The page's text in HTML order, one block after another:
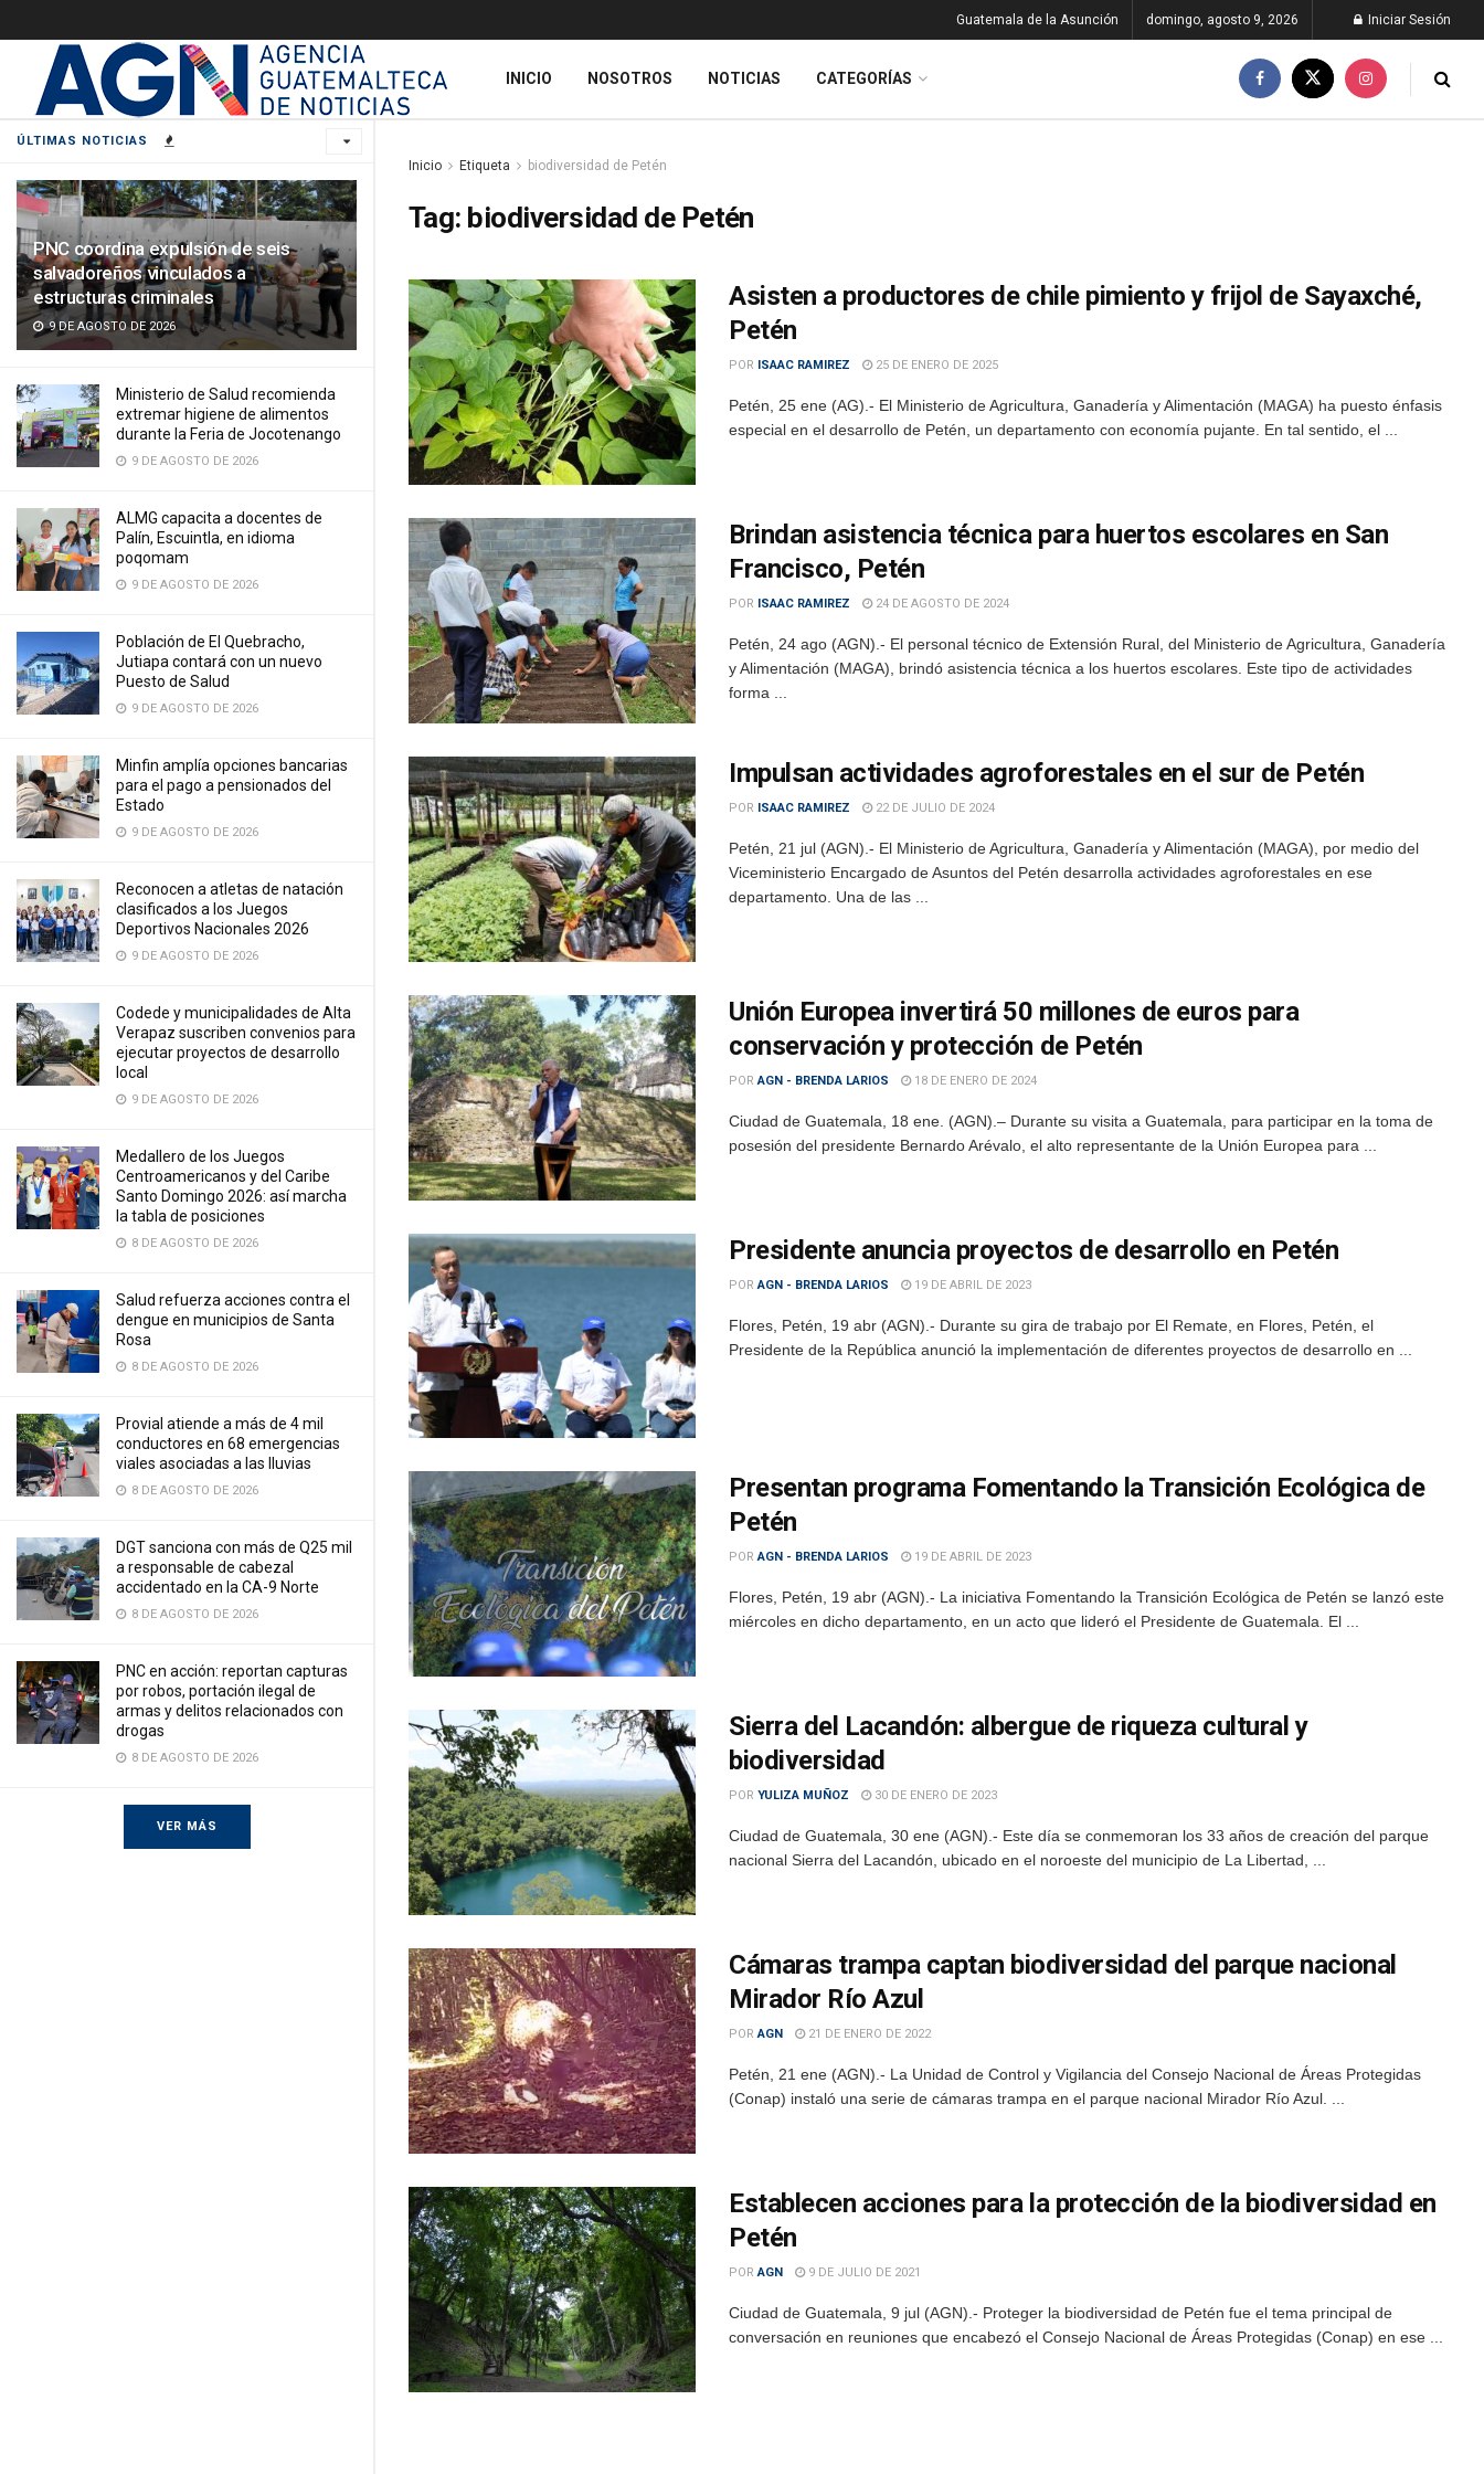
ÚLTIMAS NOTICIAS
PNC coordina expulsión de seis
salvadoreños vinculados a
estructuras criminales
9 DE AGOSTO DE 2026
Ministerio de Salud recomienda
extremar higiene de alimentos
durante la Feria de Jocotenango
9 DE AGOSTO DE 2026
ALMG capacita a docentes de
Palín, Escuintla, en idioma
poqomam
9 DE AGOSTO DE 2026
Población de El Quebracho,
Jutiapa contará con un nuevo
Puesto de Salud
9 DE AGOSTO DE 2026
Minfin amplía opciones bancarias
para el pago a pensionados del
Estado
9 DE AGOSTO DE 2026
Reconocen a atletas de natación
clasificados a los Juegos
Deportivos Nacionales 2026
9 DE AGOSTO DE 2026
Codede y municipalidades de Alta
Verapaz suscriben convenios para
ejecutar proyectos de desarrollo
local
9 DE AGOSTO DE 2026
Medallero de los Juegos
Centroamericanos y del Caribe
Santo Domingo 2026: así marcha
la tabla de posiciones
8 DE AGOSTO DE 2026
Salud refuerza acciones contra el
dengue en municipios de Santa
Rosa
8 DE AGOSTO DE 2026
Provial atiende a más de 4 mil
conductores en 68 emergencias
viales asociadas a las lluvias
8 DE AGOSTO DE 2026
DGT sanciona con más de Q25 mil
a responsable de cabezal
accidentado en la CA-9 Norte
8 DE AGOSTO DE 2026
PNC en acción: reportan capturas
por robos, portación ilegal de
armas y delitos relacionados con
drogas
8 DE AGOSTO DE 2026
VER MÁS
Guatemala de la Asunción domingo, agosto 9, 2026 Iniciar Sesión
INICIO NOSOTROS NOTICIAS CATEGORÍAS
Inicio Etiqueta biodiversidad de Petén
Tag: biodiversidad de Petén
Asisten a productores de chile pimiento y frijol de Sayaxché,
Petén
POR ISAAC RAMIREZ 25 DE ENERO DE 2025
Petén, 25 ene (AG).- El Ministerio de Agricultura, Ganadería y Alimentación (MAGA) ha puesto énfasis
especial en el desarrollo de Petén, un departamento con economía pujante. En tal sentido, el ...
Brindan asistencia técnica para huertos escolares en San
Francisco, Petén
POR ISAAC RAMIREZ 24 DE AGOSTO DE 2024
Petén, 24 ago (AGN).- El personal técnico de Extensión Rural, del Ministerio de Agricultura, Ganadería
y Alimentación (MAGA), brindó asistencia técnica a los huertos escolares. Este tipo de actividades
forma ...
Impulsan actividades agroforestales en el sur de Petén
POR ISAAC RAMIREZ 22 DE JULIO DE 2024
Petén, 21 jul (AGN).- El Ministerio de Agricultura, Ganadería y Alimentación (MAGA), por medio del
Viceministerio Encargado de Asuntos del Petén desarrolla actividades agroforestales en ese
departamento. Una de las ...
Unión Europea invertirá 50 millones de euros para
conservación y protección de Petén
POR AGN - BRENDA LARIOS 18 DE ENERO DE 2024
Ciudad de Guatemala, 18 ene. (AGN).– Durante su visita a Guatemala, para participar en la toma de
posesión del presidente Bernardo Arévalo, el alto representante de la Unión Europea para ...
Presidente anuncia proyectos de desarrollo en Petén
POR AGN - BRENDA LARIOS 19 DE ABRIL DE 2023
Flores, Petén, 19 abr (AGN).- Durante su gira de trabajo por El Remate, en Flores, Petén, el
Presidente de la República anunció la implementación de diferentes proyectos de desarrollo en ...
Presentan programa Fomentando la Transición Ecológica de
Petén
POR AGN - BRENDA LARIOS 19 DE ABRIL DE 2023
Flores, Petén, 19 abr (AGN).- La iniciativa Fomentando la Transición Ecológica de Petén se lanzó este
miércoles en dicho departamento, en un acto que lideró el Presidente de Guatemala. El ...
Sierra del Lacandón: albergue de riqueza cultural y
biodiversidad
POR YULIZA MUÑOZ 30 DE ENERO DE 2023
Ciudad de Guatemala, 30 ene (AGN).- Este día se conmemoran los 33 años de creación del parque
nacional Sierra del Lacandón, ubicado en el noroeste del municipio de La Libertad, ...
Cámaras trampa captan biodiversidad del parque nacional
Mirador Río Azul
POR AGN 21 DE ENERO DE 2022
Petén, 21 ene (AGN).- La Unidad de Control y Vigilancia del Consejo Nacional de Áreas Protegidas
(Conap) instaló una serie de cámaras trampa en el parque nacional Mirador Río Azul. ...
Establecen acciones para la protección de la biodiversidad en
Petén
POR AGN 9 DE JULIO DE 2021
Ciudad de Guatemala, 9 jul (AGN).- Proteger la biodiversidad de Petén fue el tema principal de
conversación en reuniones que encabezó el Consejo Nacional de Áreas Protegidas (Conap) en ese ...